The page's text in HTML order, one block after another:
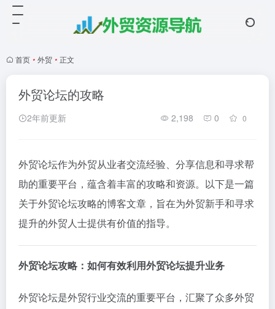
首页 • 外贸 • 正文
外贸论坛的攻略
2年前更新 2,198 0 0
外贸论坛作为外贸从业者交流经验、分享信息和寻求帮
助的重要平台，蕴含着丰富的攻略和资源。以下是一篇
关于外贸论坛攻略的博客文章，旨在为外贸新手和寻求
提升的外贸人士提供有价值的指导。
外贸论坛攻略：如何有效利用外贸论坛提升业务
外贸论坛是外贸行业交流的重要平台，汇聚了众多外贸